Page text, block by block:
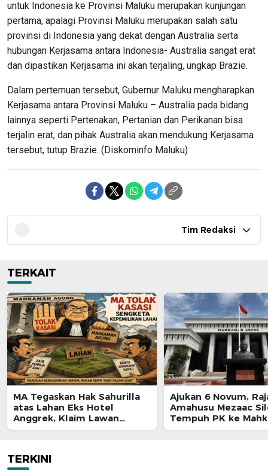
untuk Indonesia ke Provinsi Maluku merupakan kunjungan
pertama, apalagi Provinsi Maluku merupakan salah satu
provinsi di Indonesia yang dekat dengan Australia serta
hubungan Kerjasama antara Indonesia- Australia sangat erat
dan dipastikan Kerjasama ini akan terjaling, ungkap Brazie.
Dalam pertemuan tersebut, Gubernur Maluku mengharapkan
Kerjasama antara Provinsi Maluku – Australia pada bidang
lainnya seperti Pertenakan, Pertanian dan Perikanan bisa
terjalin erat, dan pihak Australia akan mendukung Kerjasama
tersebut, tutup Brazie. (Diskominfo Maluku)
Tim Redaksi
TERKAIT
MA Tegaskan Hak Sahurilla
atas Lahan Eks Hotel
Anggrek, Klaim Lawan
Terpatahkan hingga Kasasi
Ajukan 6 Novum,
Amahusu Mezaac
Tempuh PK ke
Agung
TERKINI